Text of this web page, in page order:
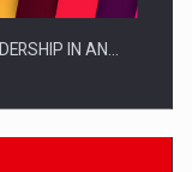
IN AN…